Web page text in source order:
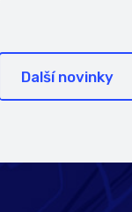
Další novinky